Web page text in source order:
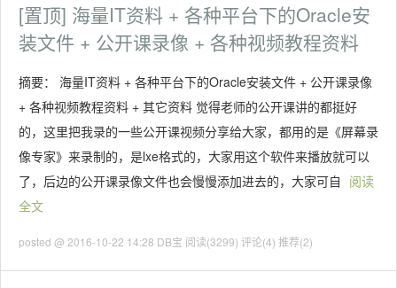
[置顶] 海量IT资料 + 各种平台下的Oracle安
装文件 + 公开课录像 + 各种视频教程资料
摘要： 海量IT资料 + 各种平台下的Oracle安装文件 + 公开课录像
+ 各种视频教程资料 + 其它资料 觉得老师的公开课讲的都挺好
的，这里把我录的一些公开课视频分享给大家，都用的是《屏幕录
像专家》来录制的，是lxe格式的，大家用这个软件来播放就可以
了，后边的公开课录像文件也会慢慢添加进去的，大家可自 阅读
全文
posted @ 2016-10-22 14:28 DB宝 阅读(3299) 评论(4) 推荐(2)